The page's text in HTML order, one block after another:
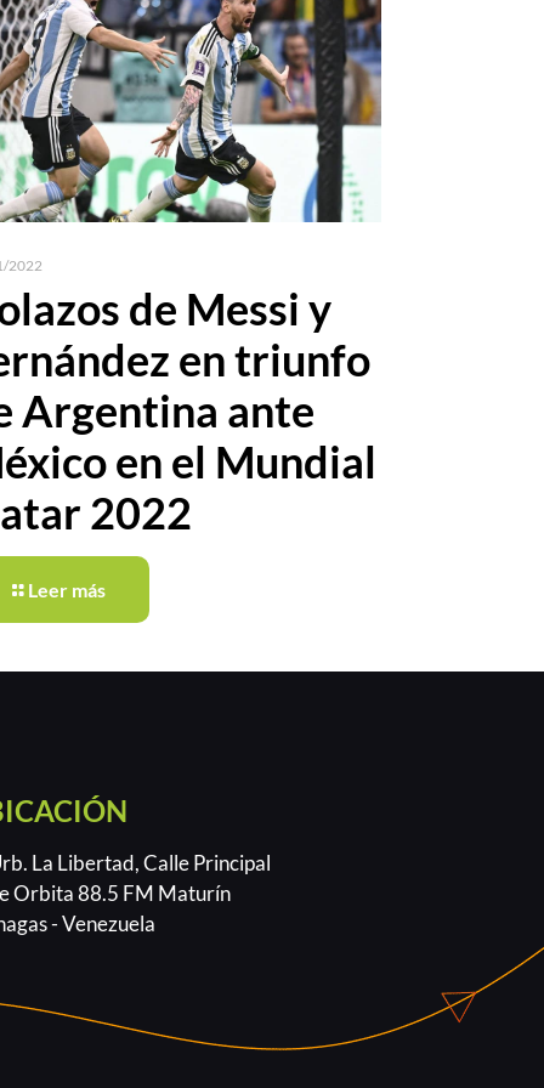
2022
de Messi y
en triunfo
Argentina ante
en el Mundial
2022
Leer más
La Libertad, Calle Principal
Orbita 88.5 FM Maturín
- Venezuela